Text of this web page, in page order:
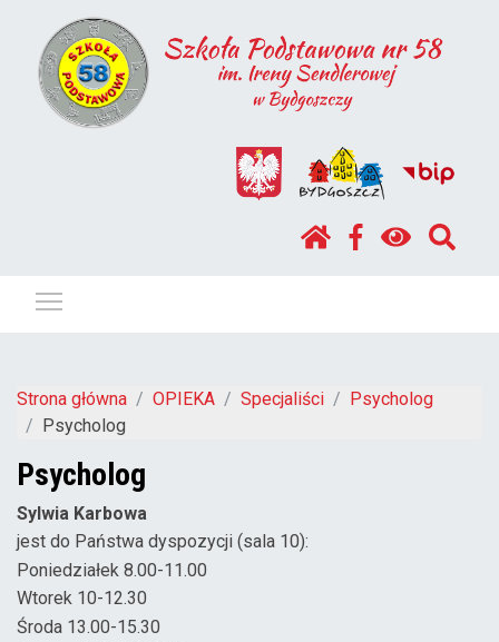
Strona główna OPIEKA Specjaliści
Psycholog
Psycholog
Psycholog
Sylwia Karbowa
jest do Państwa dyspozycji (sala 10):
Poniedziałek 8.00-11.00
Wtorek 10-12.30
Środa 13.00-15.30